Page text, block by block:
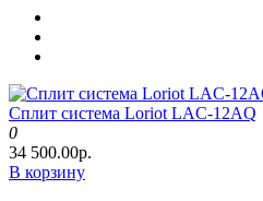
Сплит система Loriot LAC-12AQ
0
34 500.00р.
В корзину